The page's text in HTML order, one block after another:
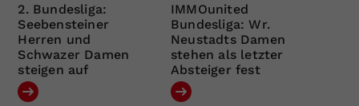
2. Bundesliga:
Seebensteiner
Herren und
Schwazer Damen
steigen auf
IMMOunited
Bundesliga: Wr.
Neustadts Damen
stehen als letzter
Absteiger fest